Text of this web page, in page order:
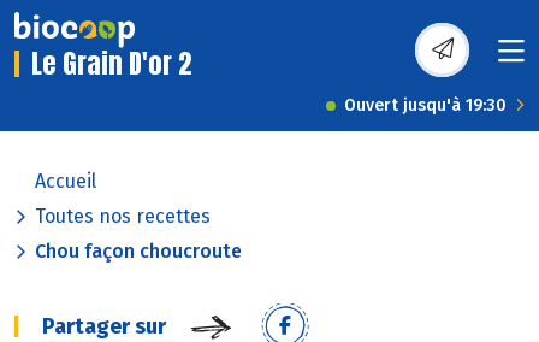
Le Grain D'or 2
Ouvert jusqu'à 19:30
Accueil
Toutes nos recettes
Chou façon choucroute
Partager sur